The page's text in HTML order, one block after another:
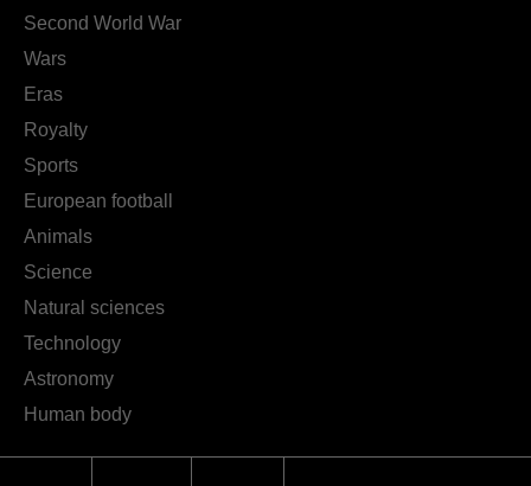
Second World War
Wars
Eras
Royalty
Sports
European football
Animals
Science
Natural sciences
Technology
Astronomy
Human body